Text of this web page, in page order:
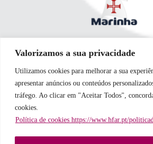
Valorizamos a sua privacidade
Utilizamos cookies para melhorar a sua
apresentar anúncios ou conteúdos
tráfego. Ao clicar em "Aceitar Todos",
cookies.
Política de cookies https://www.hfar.pt/